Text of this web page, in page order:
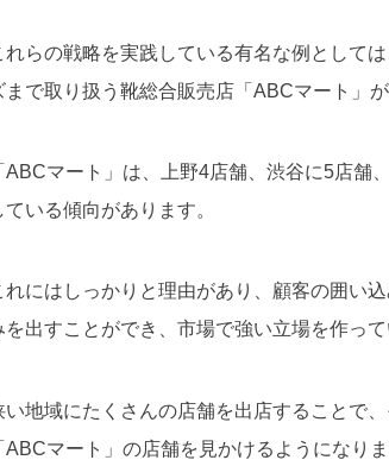
れらの戦略を実践している有名な例として
まで取り扱う靴総合販売店「ABCマート」が
ABCマート」は、上野4店舗、渋谷に5店
ている傾向があります。
れにはしっかりと理由があり、顧客の囲い
を出すことができ、市場で強い立場を作って
い地域にたくさんの店舗を出店することで
ABCマート」の店舗を見かけるようになりま